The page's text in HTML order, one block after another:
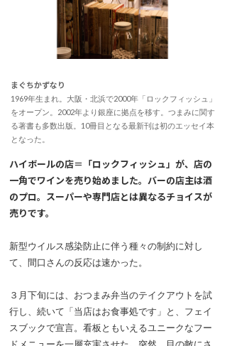
まぐちかずなり
1969年生まれ。大阪・北浜で2000年「ロックフィッシュ」
をオープン。2002年より銀座に拠点を移す。つまみに関す
る著書も多数出版。10冊目となる最新刊は初のエッセイ本
となった。
ハイボールの店＝「ロックフィッシュ」が、店の
一角でワインを売り始めました。バーの店主は酒
のプロ。スーパーや専門店とは異なるチョイスが
売りです。
新型ウイルス感染防止に伴う種々の制約に対し
て、間口さんの反応は速かった。
３月下旬には、おつまみ弁当のテイクアウトを試
行し、続いて「当店はお食事処です」と、フェイ
スブックで宣言。看板ともいえるユニークなフー